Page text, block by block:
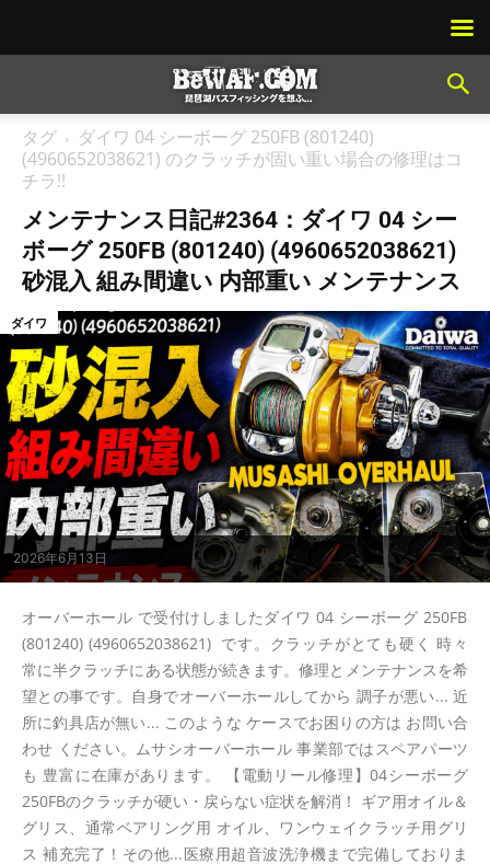
タグ
ダイワ 04 シーボーグ 250FB (801240)
(4960652038621) のクラッチが固い重い場合の修理はコ
チラ!!
メンテナンス日記#2364：ダイワ 04 シー
ボーグ 250FB (801240) (4960652038621)
砂混入 組み間違い 内部重い メンテナンス
2026年6月13日
ダイワ
オーバーホール で受付けしましたダイワ 04 シーボーグ 250FB
(801240) (4960652038621) です。クラッチがとても硬く 時々
常に半クラッチにある状態が続きます。修理とメンテナンスを希
望との事です。自身でオーバーホールしてから 調子が悪い... 近
所に釣具店が無い... このような ケースでお困りの方は お問い合
わせ ください。ムサシオーバーホール 事業部ではスペアパーツ
も 豊富に在庫があります。 【電動リール修理】04シーボーグ
250FBのクラッチが硬い・戻らない症状を解消！ ギア用オイル＆
グリス、通常ベアリング用 オイル、ワンウェイクラッチ用グリ
ス 補充完了！その他...医療用超音波洗浄機まで完備しておりま